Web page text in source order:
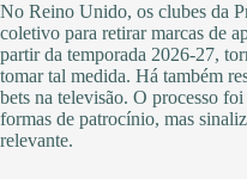
No Reino Unido, os clubes da
coletivo para retirar marcas de
partir da temporada 2026-27,
tomar tal medida. Há também
bets na televisão. O processo
formas de patrocínio, mas
relevante.